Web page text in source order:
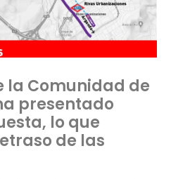
la Comunidad de
presentado
lo que
de las